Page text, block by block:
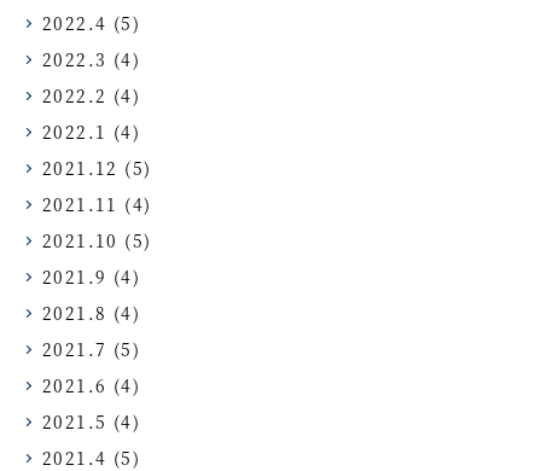
2022.4 (5)
2022.3 (4)
2022.2 (4)
2022.1 (4)
2021.12 (5)
2021.11 (4)
2021.10 (5)
2021.9 (4)
2021.8 (4)
2021.7 (5)
2021.6 (4)
2021.5 (4)
2021.4 (5)